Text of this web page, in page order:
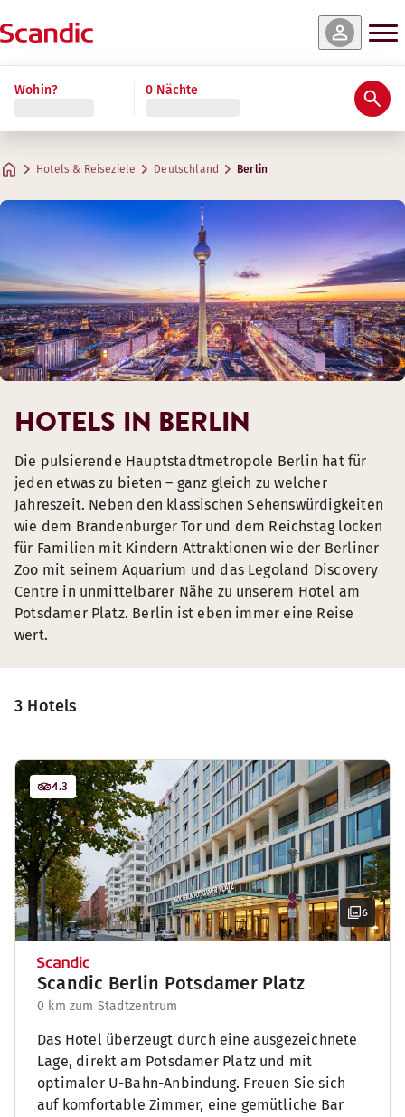
Wohin? 0 Nächte
Hotels & Reiseziele Deutschland Berlin
3 Hotels
6
4.3
Scandic Berlin Potsdamer Platz
0 km zum Stadtzentrum
Das Hotel überzeugt durch eine ausgezeichnete
Lage, direkt am Potsdamer Platz und mit
optimaler U-Bahn-Anbindung. Freuen Sie sich
auf komfortable Zimmer, eine gemütliche Bar
HOTELS IN BERLIN
Die pulsierende Hauptstadtmetropole Berlin hat für
jeden etwas zu bieten – ganz gleich zu welcher
Jahreszeit. Neben den klassischen Sehenswürdigkeiten
wie dem Brandenburger Tor und dem Reichstag locken
für Familien mit Kindern Attraktionen wie der Berliner
Zoo mit seinem Aquarium und das Legoland Discovery
Centre in unmittelbarer Nähe zu unserem Hotel am
Potsdamer Platz. Berlin ist eben immer eine Reise
wert.